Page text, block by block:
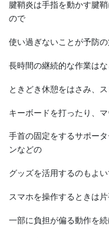
腱鞘炎は手指を動かす腱
ので
使い過ぎないことが予防の
長時間の継続的な作業はな
ときどき休憩をはさみ、
キーボードを打ったり、
手首の固定をするサポー
ンなどの
グッズを活用するのもよい
スマホを操作するときは
一部に負担が偏る動作を